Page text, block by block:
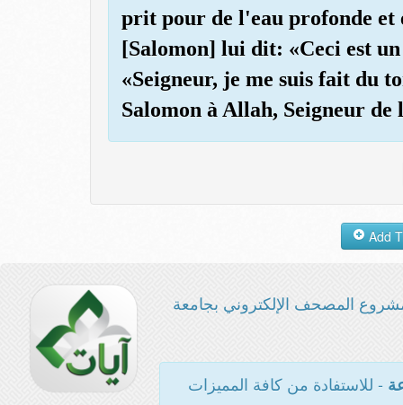
prit pour de l'eau profonde et
[Salomon] lui dit: «Ceci est
«Seigneur, je me suis fait du
Salomon à Allah, Seigneur de
المصحف الإلكتروني بجامعة
- للاستفادة من كافة المميزات